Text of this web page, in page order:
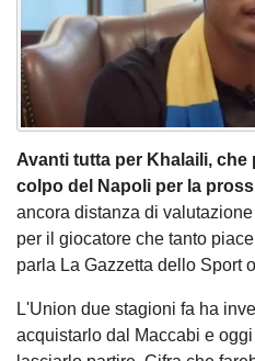
Avanti tutta per Khalaili,
colpo del Napoli per la
ancora distanza di
per il giocatore che tanto
parla La Gazzetta dello Sport
L'Union due stagioni fa ha
acquistarlo dal Maccabi e